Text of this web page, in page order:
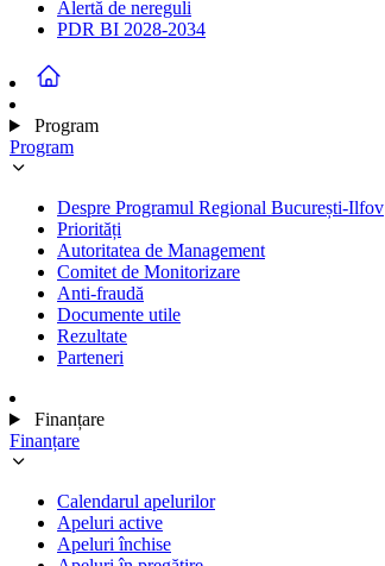
Alertă de nereguli
PDR BI 2028-2034
Program
Program
Despre Programul Regional București-Ilfov
Priorități
Autoritatea de Management
Comitet de Monitorizare
Anti-fraudă
Documente utile
Rezultate
Parteneri
Finanțare
Finanțare
Calendarul apelurilor
Apeluri active
Apeluri închise